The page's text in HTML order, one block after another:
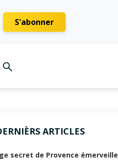
S'abonner
ARTICLES
secret de Provence émerveille